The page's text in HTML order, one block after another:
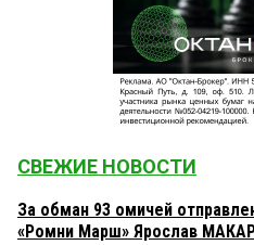
СВЕЖИЕ НОВОСТИ
За обман 93 омичей
«Ромни Марш» Ярослав